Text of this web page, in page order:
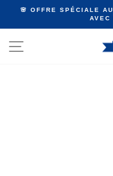
Passer
contenu
🌸 OFFRE SPÉCIALE
AVEC